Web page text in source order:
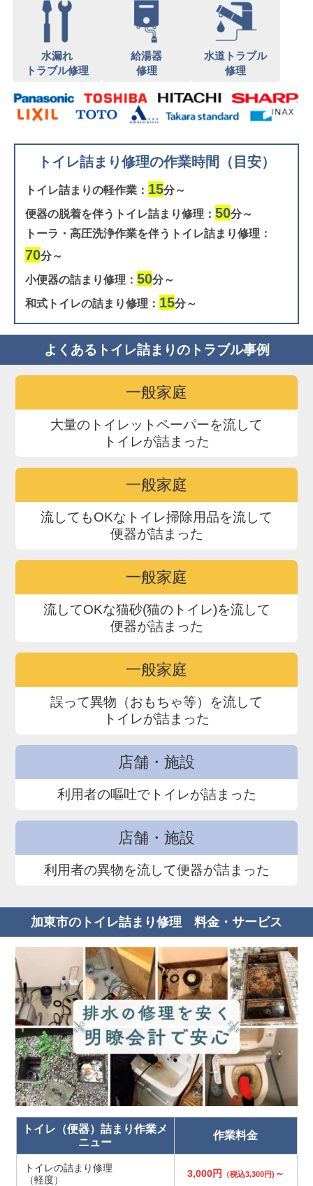
水漏れ
トラブル修理
給湯器
修理
水道トラブル
修理
トイレ詰まり修理の作業時間（目安）
トイレ詰まりの軽作業： 15分～
便器の脱着を伴うトイレ詰まり修理： 50分～
トーラ・高圧洗浄作業を伴うトイレ詰まり修理：
70分～
小便器の詰まり修理： 50分～
和式トイレの詰まり修理： 15分～
よくあるトイレ詰まりのトラブル事例
一般家庭
大量のトイレットペーパーを流して
トイレが詰まった
一般家庭
流してもOKなトイレ掃除用品を流して
便器が詰まった
一般家庭
流してOKな猫砂(猫のトイレ)を流して
便器が詰まった
一般家庭
誤って異物（おもちゃ等）を流して
トイレが詰まった
店舗・施設
利用者の嘔吐でトイレが詰まった
店舗・施設
利用者の異物を流して便器が詰まった
加東市のトイレ詰まり修理 料金・サービス
トイレ（便器）詰まり作業メ
ニュー
作業料金
トイレの詰まり修理
（軽度）
3,000円 （税込3,300円) ～